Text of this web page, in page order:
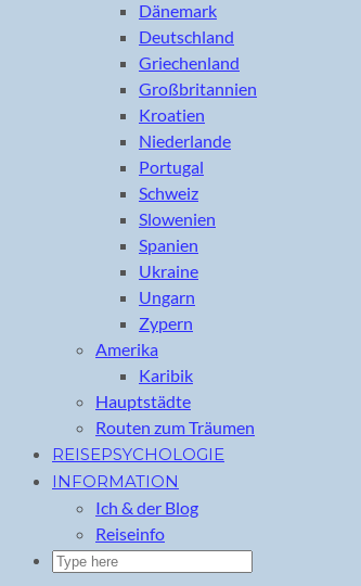
Dänemark
Deutschland
Griechenland
Großbritannien
Kroatien
Niederlande
Portugal
Schweiz
Slowenien
Spanien
Ukraine
Ungarn
Zypern
Amerika
Karibik
Hauptstädte
Routen zum Träumen
REISEPSYCHOLOGIE
INFORMATION
Ich & der Blog
Reiseinfo